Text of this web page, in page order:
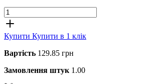
Купити Купити в 1 клік
Вартість 129.85 грн
Замовлення штук 1.00